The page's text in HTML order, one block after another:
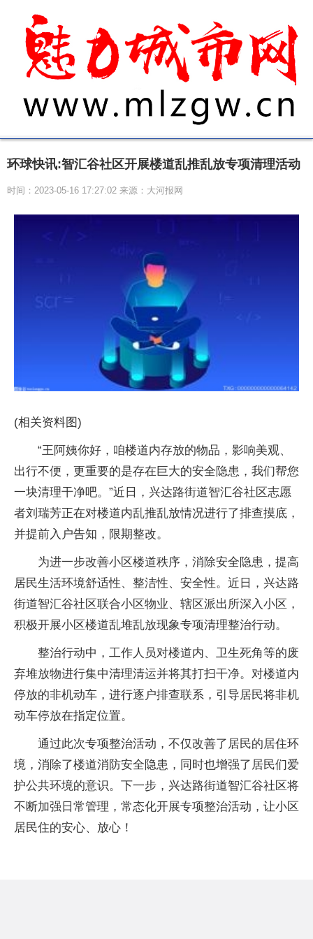
环球快讯:智汇谷社区开展楼道乱推乱放专项清理活动
时间：2023-05-16 17:27:02 来源：大河报网
(相关资料图)
“王阿姨你好，咱楼道内存放的物品，影响美观、
出行不便，更重要的是存在巨大的安全隐患，我们帮您
一块清理干净吧。”近日，兴达路街道智汇谷社区志愿
者刘瑞芳正在对楼道内乱推乱放情况进行了排查摸底，
并提前入户告知，限期整改。
为进一步改善小区楼道秩序，消除安全隐患，提高
居民生活环境舒适性、整洁性、安全性。近日，兴达路
街道智汇谷社区联合小区物业、辖区派出所深入小区，
积极开展小区楼道乱堆乱放现象专项清理整治行动。
整治行动中，工作人员对楼道内、卫生死角等的废
弃堆放物进行集中清理清运并将其打扫干净。对楼道内
停放的非机动车，进行逐户排查联系，引导居民将非机
动车停放在指定位置。
通过此次专项整治活动，不仅改善了居民的居住环
境，消除了楼道消防安全隐患，同时也增强了居民们爱
护公共环境的意识。下一步，兴达路街道智汇谷社区将
不断加强日常管理，常态化开展专项整治活动，让小区
居民住的安心、放心！